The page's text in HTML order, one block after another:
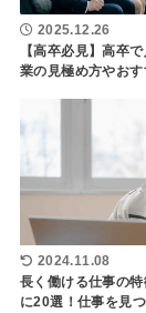
2025.12.26
【高卒必見】高卒
業の見極め方やお
2024.11.08
長く働ける仕事の
に20選！仕事を見